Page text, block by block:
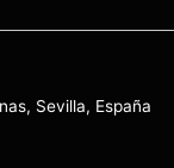
Sevilla, España